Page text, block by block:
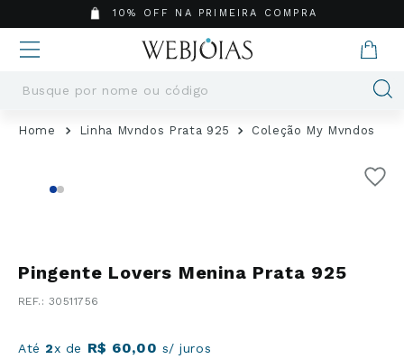
10% OFF NA PRIMEIRA COMPRA
Busque por nome ou código
Linha Mvndos Prata 925 Coleção My Mvndos
Pingente Lovers Menina Prata 925
: 30511756
Até 2x de R$ 60,00 s/ juros
Termos mais buscados
6º
Argola
7º
Casamento